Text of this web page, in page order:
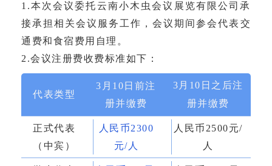
1.本次会议委托云南小木虫会议展览有限公司承
接承担相关会议服务工作，会议期 间参会代表交
通费和食宿费用自理。
2.会议注册费收费标准如下：
代表类型
3月10日前注
册并缴费
3月10日之后注
册并缴费
正式代表
（中宾）
人民币2300
元/人
人民币2500元/
人